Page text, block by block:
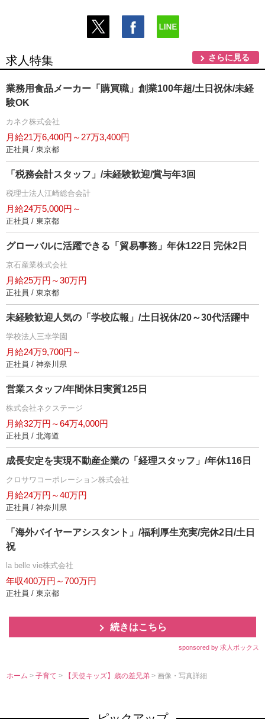
求人特集 さらに見る
業務用食品メーカー「購買職」創業100年超/土日祝休/未経
験OK
カネク株式会社
月給21万6,400円～27万3,400円
正社員 / 東京都
「税務会計スタッフ」/未経験歓迎/賞与年3回
税理士法人江崎総合会計
月給24万5,000円～
正社員 / 東京都
グローバルに活躍できる「貿易事務」年休122日 完休2日
京石産業株式会社
月給25万円～30万円
正社員 / 東京都
未経験歓迎人気の「学校広報」/土日祝休/20～30代活躍中
学校法人三幸学園
月給24万9,700円～
正社員 / 神奈川県
営業スタッフ/年間休日実質125日
株式会社ネクステージ
月給32万円～64万4,000円
正社員 / 北海道
成長安定を実現不動産企業の「経理スタッフ」/年休116日
クロサワコーポレーション株式会社
月給24万円～40万円
正社員 / 神奈川県
「海外バイヤーアシスタント」/福利厚生充実/完休2日/土日
祝
la belle vie株式会社
年収400万円～700万円
正社員 / 東京都
続きはこちら
sponsored by 求人ボックス
ホーム >子育て> 【天使キッズ】歳の差兄弟> 画像・写真詳細